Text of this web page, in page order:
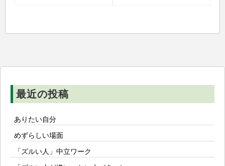
ー
最近の投稿
ありたい自分
めずらしい場面
「ズルい人」中立ワーク